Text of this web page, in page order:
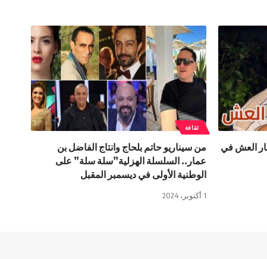
العش في
ثقافة
من سيناريو حاتم بلحاج وانتاج الفاضل بن
عمار.. السلسلة الهزلية”سلة سلة” على
الوطنية الأولى في ديسمبر المقبل
1 أكتوبر، 2024